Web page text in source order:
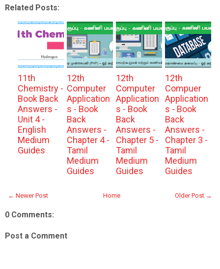
Related Posts:
11th
Chemistry -
Book Back
Answers -
Unit 4 -
English
Medium
Guides
12th
Computer
Application
s - Book
Back
Answers -
Chapter 4 -
Tamil
Medium
Guides
12th
Computer
Application
s - Book
Back
Answers -
Chapter 5 -
Tamil
Medium
Guides
12th
Compuer
Application
s - Book
Back
Answers -
Chapter 3 -
Tamil
Medium
Guides
← Newer Post Older Post →
Home
0 Comments:
Post a Comment